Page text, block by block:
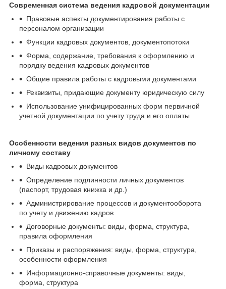
Современная система ведения кадровой документации
Правовые аспекты документирования работы с
персоналом организации
Функции кадровых документов, документопотоки
Форма, содержание, требования к оформлению и
порядку ведения кадровых документов
Общие правила работы с кадровыми документами
Реквизиты, придающие документу юридическую силу
Использование унифицированных форм первичной
учетной документации по учету труда и его оплаты
Особенности ведения разных видов документов по
личному составу
Виды кадровых документов
Определение подлинности личных документов
(паспорт, трудовая книжка и др.)
Администрирование процессов и документооборота
по учету и движению кадров
Договорные документы: виды, форма, структура,
правила оформления
Приказы и распоряжения: виды, форма, структура,
особенности оформления
Информационно-справочные документы: виды,
форма, структура